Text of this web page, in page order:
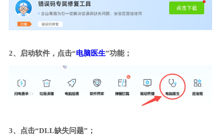
2、启动软件，点击“电脑医生”功能；
3、点击“DLL缺失问题”；